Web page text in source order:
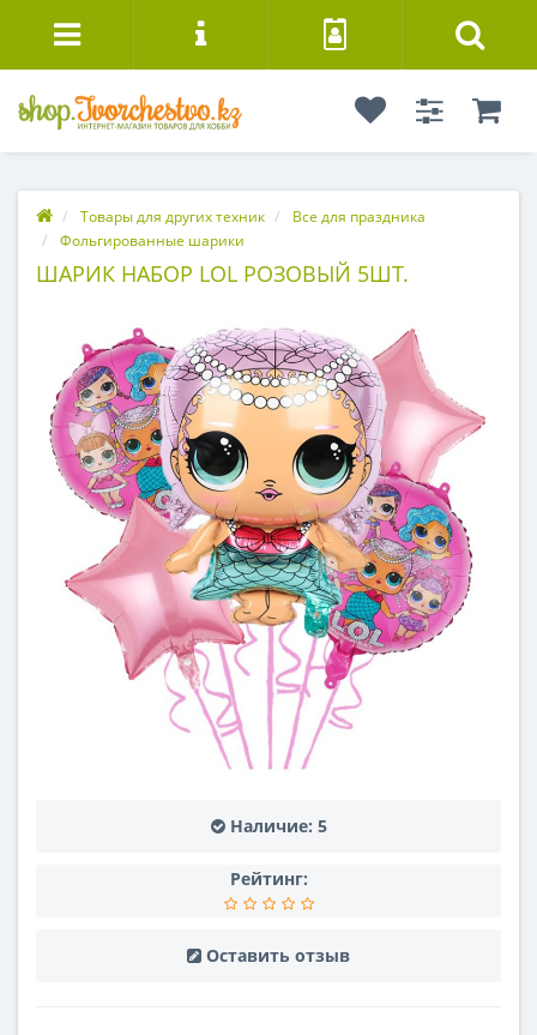
Товары для других техник
Все для праздника
Фольгированные шарики
ШАРИК НАБОР LOL РОЗОВЫЙ 5ШТ.
Наличие: 5
Рейтинг:
Оставить отзыв